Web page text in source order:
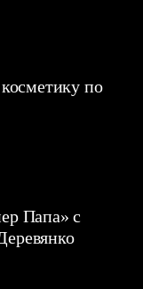
по
Папа» с